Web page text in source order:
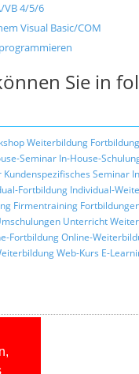
VB 4/5/6
Visual Basic/COM
Sie in
Weiterbildung Fortbildung
Seminar In-House-
Kundenspezifisches Seminar
Fortbildung Individual-
Firmentraining
Unterricht
FortbildungOnline-
Web-Kurs E-